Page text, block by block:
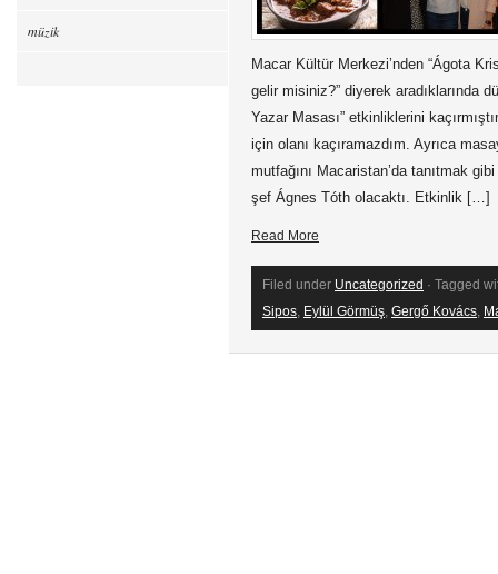
Macar Kültür Merkezi’nden “Ágota
gelir misiniz?” diyerek aradıklarında
Yazar Masası” etkinliklerini
için olanı kaçıramazdım. Ayrıca
mutfağını Macaristan’da tanıtmak
şef Ágnes Tóth olacaktı. Etkinlik […]
Read More
Filed under Uncategorized · Tagged
Sipos, Eylül Görmüş, Gergő Kovács,
müzik